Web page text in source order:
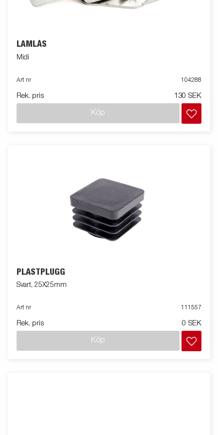
LÄMLÅS
Midi
Art nr 104288
Rek. pris 130 SEK
Köp
PLASTPLUGG
Svart, 25X25mm
Art nr 111557
Rek. pris 0 SEK
Köp